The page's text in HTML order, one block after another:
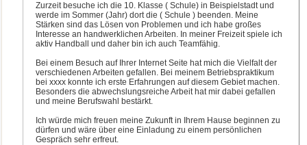
Zurzeit besuche ich die 10. Klasse ( Schule) in Beispielstadt und
werde im Sommer (Jahr) dort die ( Schule ) beenden. Meine
Stärken sind das Lösen von Problemen und ich habe großes
Interesse an handwerklichen Arbeiten. In meiner Freizeit spiele ich
aktiv Handball und daher bin ich auch Teamfähig.
Bei einem Besuch auf Ihrer Internet Seite hat mich die Vielfalt der
verschiedenen Arbeiten gefallen. Bei meinem Betriebspraktikum
bei xxxx konnte ich erste Erfahrungen auf diesem Gebiet machen.
Besonders die abwechslungsreiche Arbeit hat mir dabei gefallen
und meine Berufswahl bestärkt.
Ich würde mich freuen meine Zukunft in Ihrem Hause beginnen zu
dürfen und wäre über eine Einladung zu einem persönlichen
Gespräch sehr erfreut.